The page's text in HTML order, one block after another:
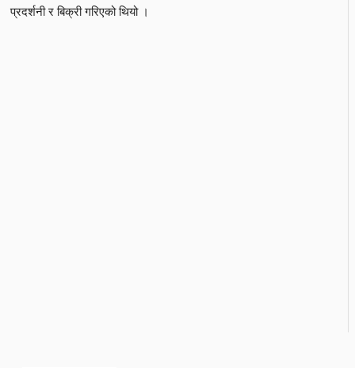
प्रदर्शनी र बिक्री गरिएको थियो ।